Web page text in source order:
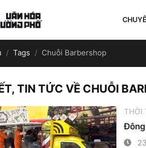
Tags Chuỗi Barbershop
TIN TỨC VỀ CHUỖI
THỜI